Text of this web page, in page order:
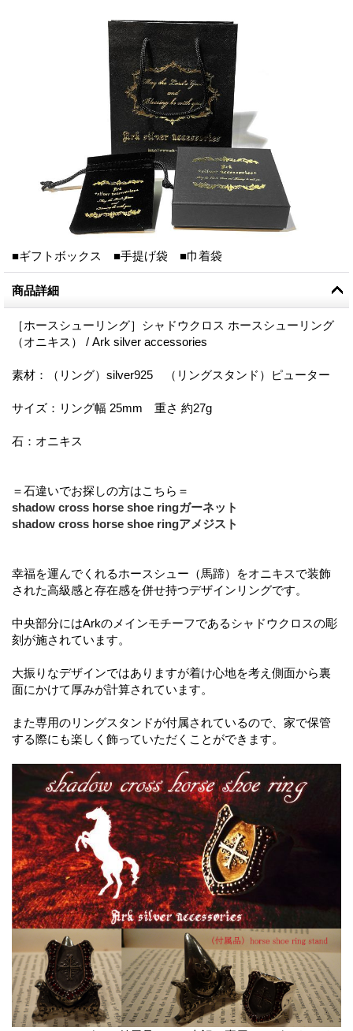
■ギフトボックス ■手提げ袋 ■巾着袋
商品詳細
［ホースシューリング］シャドウクロス ホースシューリング
（オニキス） / Ark silver accessories
素材：（リング）silver925 （リングスタンド）ピューター
サイズ：リング幅 25mm 重さ 約27g
石：オニキス
＝石違いでお探しの方はこちら＝
shadow cross horse shoe ringガーネット
shadow cross horse shoe ringアメジスト
幸福を運んでくれるホースシュー（馬蹄）をオニキスで装飾
された高級感と存在感を併せ持つデザインリングです。
中央部分にはArkのメインモチーフであるシャドウクロスの彫
刻が施されています。
大振りなデザインではありますが着け心地を考え側面から裏
面にかけて厚みが計算されています。
また専用のリングスタンドが付属されているので、家で保管
する際にも楽しく飾っていただくことができます。